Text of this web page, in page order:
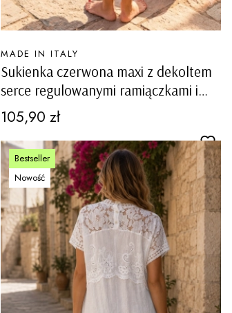
Sukienka czerwona maxi z dekoltem
serce regulowanymi ramiączkami i
podszewką Toncola
PRODUCENT
MADE IN ITALY
Cena
105,90 zł
Bestseller
Nowość